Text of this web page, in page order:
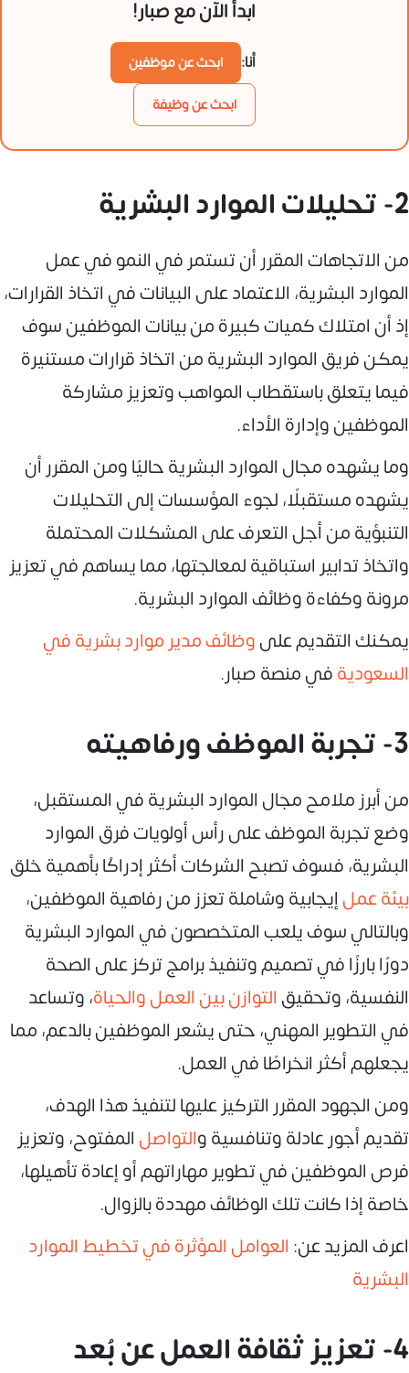
ابدأ الآن مع صبار!
أنا:
ابحث عن موظفين
ابحث عن وظيفة
2- تحليلات الموارد البشرية
من الاتجاهات المقرر أن تستمر في النمو في عمل
الموارد البشرية، الاعتماد على البيانات في اتخاذ القرارات،
إذ أن امتلاك كميات كبيرة من بيانات الموظفين سوف
يمكن فريق الموارد البشرية من اتخاذ قرارات مستنيرة
فيما يتعلق باستقطاب المواهب وتعزيز مشاركة
الموظفين وإدارة الأداء.
وما يشهده مجال الموارد البشرية حاليًا ومن المقرر أن
يشهده مستقبلًا، لجوء المؤسسات إلى التحليلات
التنبؤية من أجل التعرف على المشكلات المحتملة
واتخاذ تدابير استباقية لمعالجتها، مما يساهم في تعزيز
مرونة وكفاءة وظائف الموارد البشرية.
يمكنك التقديم علىوظائف مدير موارد بشرية في
السعوديةفي منصة صبار.
3- تجربة الموظف ورفاهيته
من أبرز ملامح مجال الموارد البشرية في المستقبل،
وضع تجربة الموظف على رأس أولويات فرق الموارد
البشرية، فسوف تصبح الشركات أكثر إدراكًا بأهمية خلق
بيئة عملإيجابية وشاملة تعزز من رفاهية الموظفين،
وبالتالي سوف يلعب المتخصصون في الموارد البشرية
دورًا بارزًا في تصميم وتنفيذ برامج تركز على الصحة
النفسية، وتحقيق التوازن بين العمل والحياة، وتساعد
في التطوير المهني، حتى يشعر الموظفين بالدعم، مما
يجعلهم أكثر انخراطًا في العمل.
ومن الجهود المقرر التركيز عليها لتنفيذ هذا الهدف،
تقديم أجور عادلة وتنافسية والتواصل المفتوح، وتعزيز
فرص الموظفين في تطوير مهاراتهم أو إعادة تأهيلها،
خاصة إذا كانت تلك الوظائف مهددة بالزوال.
اعرف المزيد عن: العوامل المؤثرة في تخطيط الموارد
البشرية
4- تعزيز ثقافة العمل عن بُعد